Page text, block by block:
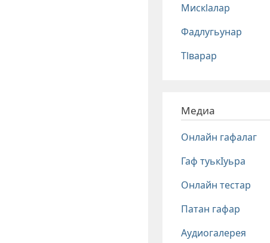
Мискlалар
Фадлугьунар
Тlварар
Медиа
Онлайн гафалаг
Гаф туькIуьра
Онлайн тестар
Патан гафар
Аудиогалерея